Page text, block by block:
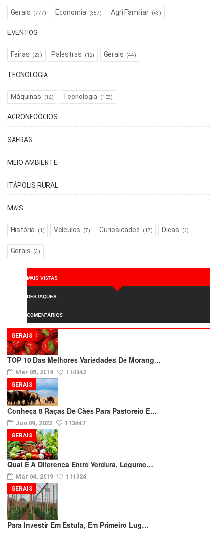
Gerais (777) Economia (357) Agri Familiar (43)
EVENTOS
Feiras (23) Palestras (12) Gerais (44)
TECNOLOGIA
Máquinas (12) Tecnologia (108)
AGRONEGÓCIOS
SAFRAS
MEIO AMBIENTE
ITÁPOLIS RURAL
MAIS
História (1) Veículos (7) Curiosidades (17) Dicas (2)
Gerais (3)
MAIS VISTAS
DESTAQUES
COMENTÁRIOS
TOP 10 Das Melhores Variedades De Morang…
Mar 05, 2019 114342
GERAIS
Conheça 8 Raças De Cães Para Pastoreio E…
Jun 09, 2022 113447
GERAIS
Qual É A Diferença Entre Verdura, Legume…
Mar 04, 2019 111924
GERAIS
Para Investir Em Estufa, Em Primeiro Lug…
GERAIS